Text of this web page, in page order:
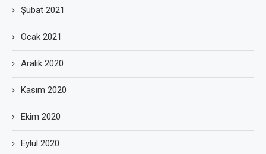
Şubat 2021
Ocak 2021
Aralık 2020
Kasım 2020
Ekim 2020
Eylül 2020